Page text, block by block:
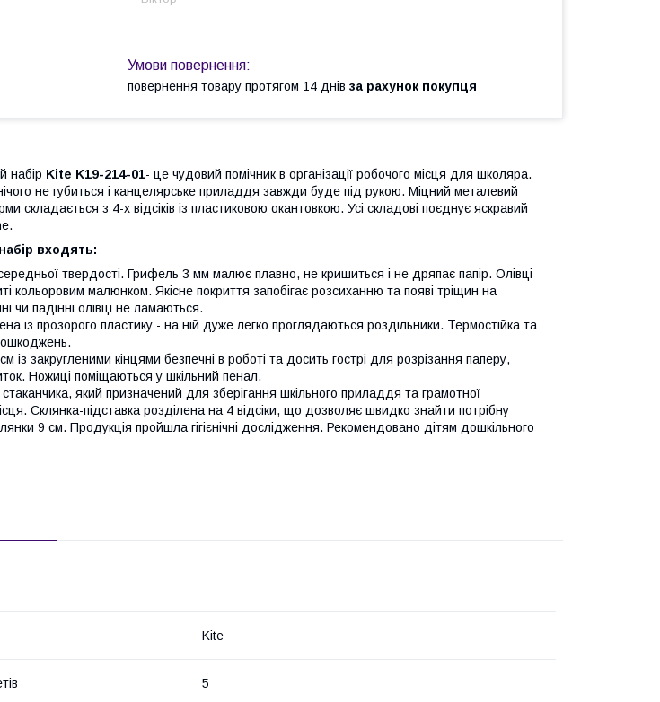
повернення товару протягом 14 днів за рахунок покупця
набір Kite K19-214-01- це чудовий помічник в організації робочого місця для школяра.
не губиться і канцелярське приладдя завжди буде під рукою. Міцний металевий
складається з 4-х відсіків із пластиковою окантовкою. Усі складові поєднує яскравий
входять:
середньої твердості. Грифель 3 мм малює плавно, не кришиться і не дряпає папір. Олівці
кольоровим малюнком. Якісне покриття запобігає розсиханню та появі тріщин на
чи падінні олівці не ламаються.
із прозорого пластику - на ній дуже легко проглядаються роздільники. Термостійка та
із закругленими кінцями безпечні в роботі та досить гострі для розрізання паперу,
Ножиці поміщаються у шкільний пенал.
який призначений для зберігання шкільного приладдя та грамотної
Склянка-підставка розділена на 4 відсіки, що дозволяє швидко знайти потрібну
9 см. Продукція пройшла гігієнічні дослідження. Рекомендовано дітям дошкільного
Kite
5